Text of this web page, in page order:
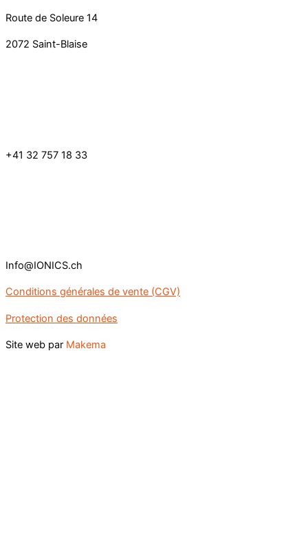
Route de Soleure 14
2072 Saint-Blaise
+41 32 757 18 33
Info@IONICS.ch
Conditions générales de vente (CGV)
Protection des données
Site web par Makema